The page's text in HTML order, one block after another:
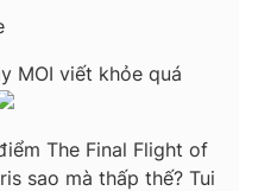
MOI viết khỏe quá
The Final Flight of
sao mà thấp thế? Tui